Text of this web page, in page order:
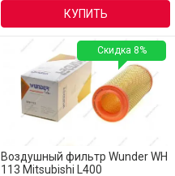
КУПИТЬ
Воздушный фильтр Wunder WH
113 Mitsubishi L400
Скидка 8%